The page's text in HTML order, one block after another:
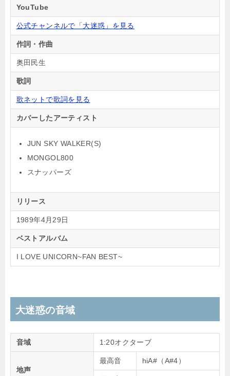
YouTube
公式チャンネルで「大迷惑」を見る
作詞・作曲
奥田民生
歌詞
歌ネットで歌詞を見る
カバーしたアーティスト
JUN SKY WALKER(S)
MONGOL800
スナッパーズ
リリース
1989年4月29日
ベストアルバム
I LOVE UNICORN~FAN BEST~
大迷惑の音域
音域 1:20オクターブ
地声
最高音 hiA#（A#4）